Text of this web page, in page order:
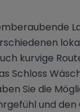
kurvige
Schloss
Sie die
und